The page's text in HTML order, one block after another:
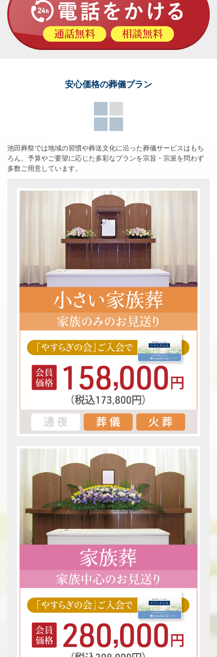
安心価格の葬儀プラン
池田葬祭では地域の習慣や葬送文化に沿った葬儀サービスはもち
ろん、 予算やご要望に応じた多彩なプランを宗旨・宗派を問わず
多数ご用意しています。